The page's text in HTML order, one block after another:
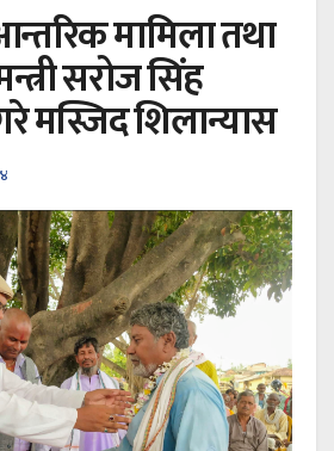
मामिला तथा
सरोज सिंह
मस्जिद शिलान्यास